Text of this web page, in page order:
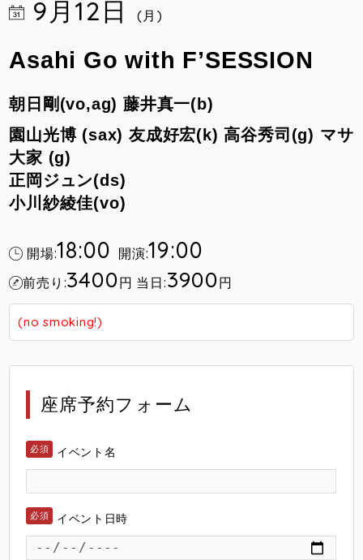
9月12日 (月)
Asahi Go with F’SESSION
朝日剛(vo,ag) 藤井真一(b)
園山光博 (sax) 友成好宏(k) 高谷秀司(g) マサ
大家 (g)
正岡ジュン(ds)
小川紗綾佳(vo)
開場:18:00 開演:19:00
前売り:3400円 当日:3900円
(no smoking!)
座席予約フォーム
イベント名
イベント日時